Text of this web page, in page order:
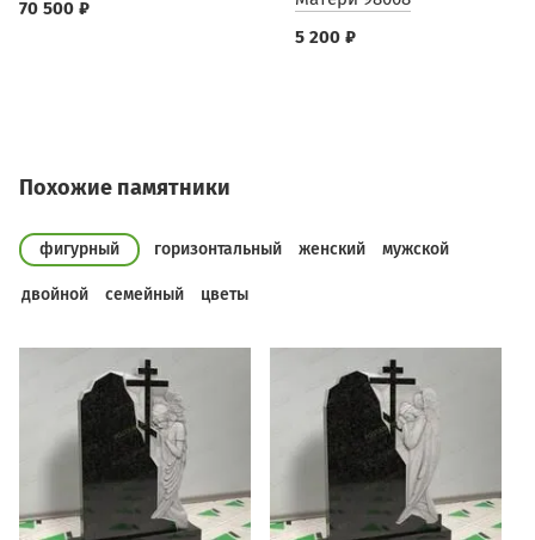
70 500 ₽
5 200 ₽
Похожие памятники
фигурный горизонтальный женский мужской
двойной семейный цветы